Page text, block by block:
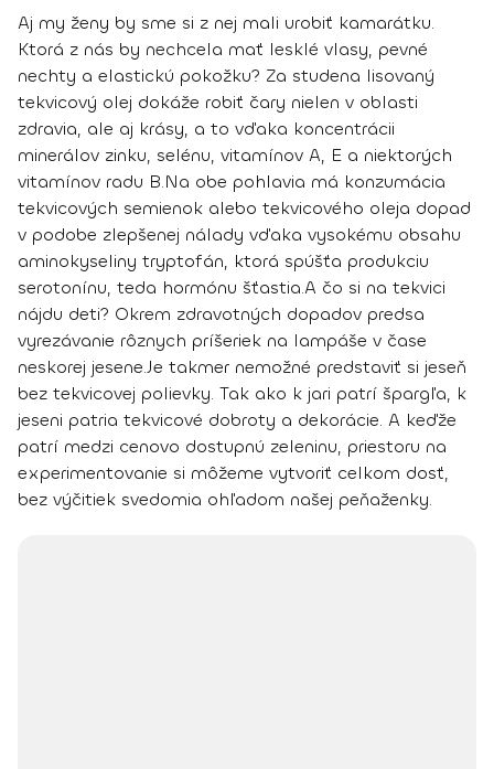
Aj my ženy by sme si z nej mali urobiť kamarátku.
Ktorá z nás by nechcela mať lesklé vlasy, pevné
nechty a elastickú pokožku? Za studena lisovaný
tekvicový olej dokáže robiť čary nielen v oblasti
zdravia, ale aj krásy, a to vďaka koncentrácii
minerálov zinku, selénu, vitamínov A, E a niektorých
vitamínov radu B.Na obe pohlavia má konzumácia
tekvicových semienok alebo tekvicového oleja dopad
v podobe zlepšenej nálady vďaka vysokému obsahu
aminokyseliny tryptofán, ktorá spúšťa produkciu
serotonínu, teda hormónu šťastia.A čo si na tekvici
nájdu deti? Okrem zdravotných dopadov predsa
vyrezávanie rôznych príšeriek na lampáše v čase
neskorej jesene.Je takmer nemožné predstaviť si jeseň
bez tekvicovej polievky. Tak ako k jari patrí špargľa, k
jeseni patria tekvicové dobroty a dekorácie. A keďže
patrí medzi cenovo dostupnú zeleninu, priestoru na
experimentovanie si môžeme vytvoriť celkom dosť,
bez výčitiek svedomia ohľadom našej peňaženky.